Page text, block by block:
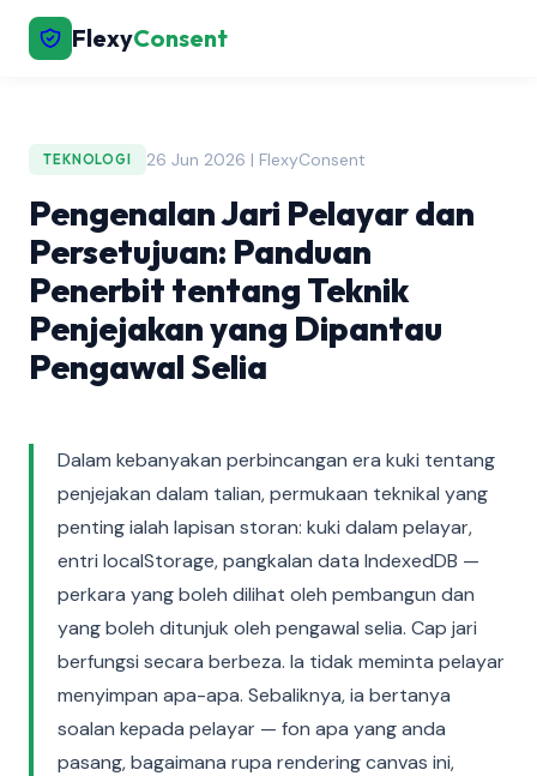
FlexyConsent
TEKNOLOGI 26 Jun 2026 | FlexyConsent
Pengenalan Jari Pelayar dan
Persetujuan: Panduan
Penerbit tentang Teknik
Penjejakan yang Dipantau
Pengawal Selia
Dalam kebanyakan perbincangan era kuki tentang
penjejakan dalam talian, permukaan teknikal yang
penting ialah lapisan storan: kuki dalam pelayar,
entri localStorage, pangkalan data IndexedDB —
perkara yang boleh dilihat oleh pembangun dan
yang boleh ditunjuk oleh pengawal selia. Cap jari
berfungsi secara berbeza. Ia tidak meminta pelayar
menyimpan apa-apa. Sebaliknya, ia bertanya
soalan kepada pelayar — fon apa yang anda
pasang, bagaimana rupa rendering canvas ini,